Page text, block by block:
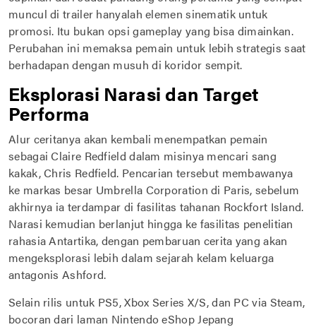
muncul di trailer hanyalah elemen sinematik untuk
promosi. Itu bukan opsi gameplay yang bisa dimainkan.
Perubahan ini memaksa pemain untuk lebih strategis saat
berhadapan dengan musuh di koridor sempit.
Eksplorasi Narasi dan Target
Performa
Alur ceritanya akan kembali menempatkan pemain
sebagai Claire Redfield dalam misinya mencari sang
kakak, Chris Redfield. Pencarian tersebut membawanya
ke markas besar Umbrella Corporation di Paris, sebelum
akhirnya ia terdampar di fasilitas tahanan Rockfort Island.
Narasi kemudian berlanjut hingga ke fasilitas penelitian
rahasia Antartika, dengan pembaruan cerita yang akan
mengeksplorasi lebih dalam sejarah kelam keluarga
antagonis Ashford.
Selain rilis untuk PS5, Xbox Series X/S, dan PC via Steam,
bocoran dari laman Nintendo eShop Jepang